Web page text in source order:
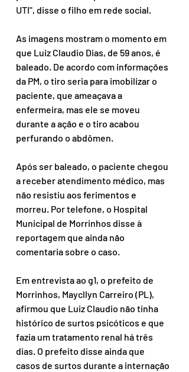
UTI", disse o filho em rede social.
As imagens mostram o momento em
que Luiz Claudio Dias, de 59 anos, é
baleado. De acordo com informações
da PM, o tiro seria para imobilizar o
paciente, que ameaçava a
enfermeira, mas ele se moveu
durante a ação e o tiro acabou
perfurando o abdômen.
Após ser baleado, o paciente chegou
a receber atendimento médico, mas
não resistiu aos ferimentos e
morreu. Por telefone, o Hospital
Municipal de Morrinhos disse à
reportagem que ainda não
comentaria sobre o caso.
Em entrevista ao g1, o prefeito de
Morrinhos, Maycllyn Carreiro (PL),
afirmou que Luiz Claudio não tinha
histórico de surtos psicóticos e que
fazia um tratamento renal há três
dias. O prefeito disse ainda que
casos de surtos durante a internação